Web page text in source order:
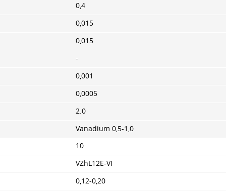
0,4
0,015
0,015
-
0,001
0,0005
2.0
Vanadium 0,5-1,0
10
VZhL12E-VI
0,12-0,20